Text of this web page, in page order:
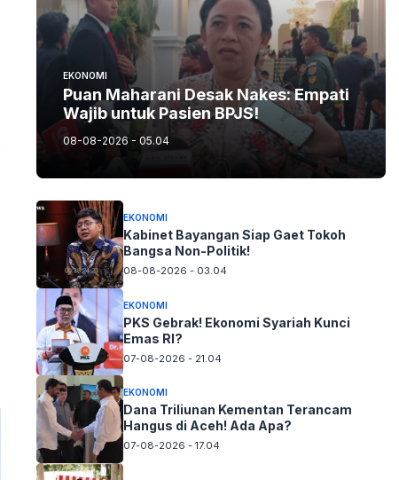
EKONOMI
Puan Maharani Desak Nakes: Empati
Wajib untuk Pasien BPJS!
08-08-2026 - 05.04
EKONOMI
Kabinet Bayangan Siap Gaet Tokoh
Bangsa Non-Politik!
08-08-2026 - 03.04
EKONOMI
PKS Gebrak! Ekonomi Syariah Kunci
Emas RI?
07-08-2026 - 21.04
EKONOMI
Dana Triliunan Kementan Terancam
Hangus di Aceh! Ada Apa?
07-08-2026 - 17.04